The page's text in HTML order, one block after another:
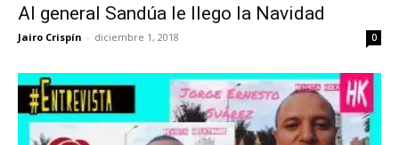
Al general Sandúa le llego la Navidad
Jairo Crispín - diciembre 1, 2018 0